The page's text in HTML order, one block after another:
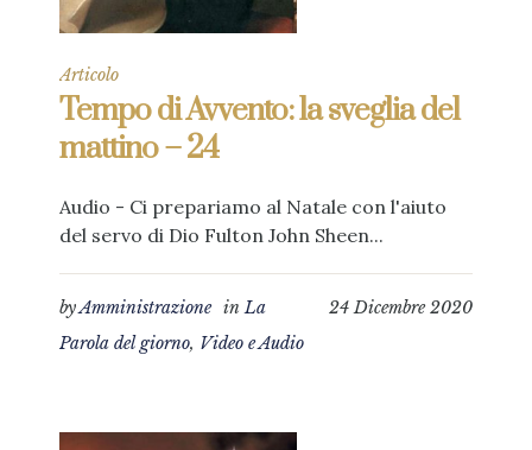
Articolo
Tempo di Avvento: la sveglia del
mattino – 24
Audio - Ci prepariamo al Natale con l'aiuto
del servo di Dio Fulton John Sheen...
24 Dicembre 2020
byAmministrazione inLa
Parola del giorno, Video e Audio